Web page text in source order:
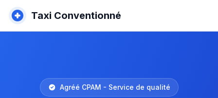
Taxi Conventionné
Agréé CPAM - Service de qualité